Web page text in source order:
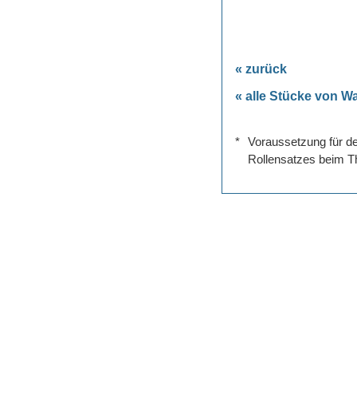
« zurück
« alle Stücke von
*
Voraussetzung für
Rollensatzes beim